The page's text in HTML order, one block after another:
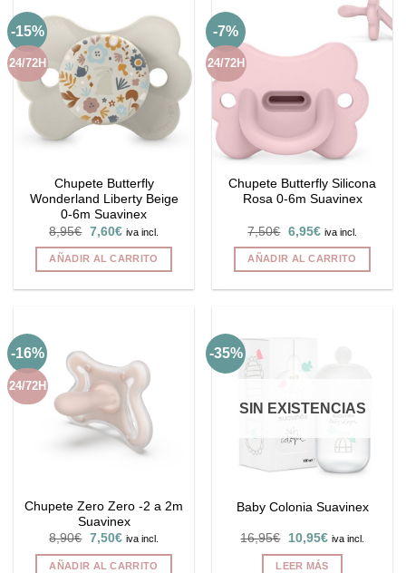
-15%
24/72H
Chupete Butterfly
Wonderland Liberty Beige
0-6m Suavinex
8,95€ El
precio
original
era:
7,60€El
actual
es:
iva incl.
AÑADIR AL CARRITO
-7%
24/72H
Chupete Butterfly Silicona
Rosa 0-6m Suavinex
7,50€ El
precio
original
era:
6,95€El
actual
es:
iva incl.
AÑADIR AL CARRITO
-16%
24/72H
Chupete Zero Zero -2 a 2m
Suavinex
8,90€ El
original
7,50€El
actual
iva incl.
AÑADIR AL CARRITO
-35%
SIN EXISTENCIAS
Baby Colonia Suavinex
16,95€
El
original
10,95€El
actual
iva incl.
LEER MÁS